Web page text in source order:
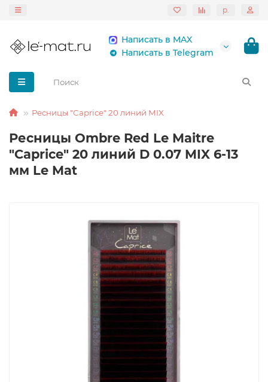
р.
Написать в MAX
Написать в Telegram
Ресницы "Caprice" 20 линий MIX
Ресницы Ombre Red Le Maitre
"Caprice" 20 линий D 0.07 MIX 6-13
мм Le Mat